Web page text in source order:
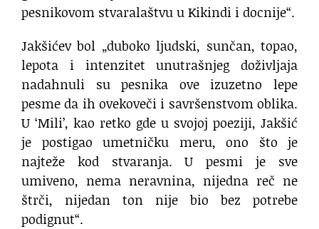
pesnikovom stvaralaštvu u Kikindi i docnije“.
Jakšićev bol „duboko ljudski, sunčan, topao,
lepota i intenzitet unutrašnjeg doživljaja
nadahnuli su pesnika ove izuzetno lepe
pesme da ih ovekoveči i savršenstvom oblika.
U ‘Mili’, kao retko gde u svojoj poeziji, Jakšić
je postigao umetničku meru, ono što je
najteže kod stvaranja. U pesmi je sve
umiveno, nema neravnina, nijedna reč ne
štrči, nijedan ton nije bio bez potrebe
podignut“.